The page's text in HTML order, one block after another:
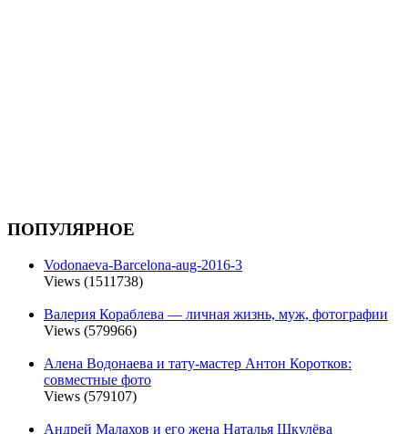
ПОПУЛЯРНОЕ
Vodonaeva-Barcelona-aug-2016-3
Views (1511738)
Валерия Кораблева — личная жизнь, муж, фотографии
Views (579966)
Алена Водонаева и тату-мастер Антон Коротков:
совместные фото
Views (579107)
Андрей Малахов и его жена Наталья Шкулёва